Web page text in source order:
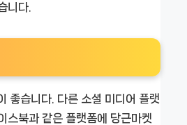
니다.
좋습니다. 다른 소셜 미디어 플랫
스북과 같은 플랫폼에 당근마켓